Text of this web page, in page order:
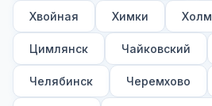
Хвойная Химки Холм
Цимлянск Чайковский
Челябинск Черемхово